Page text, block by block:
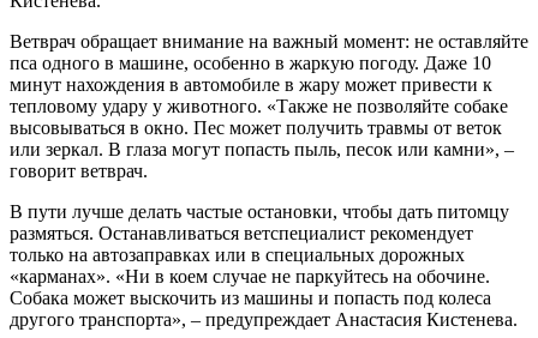
Ветврач обращает внимание на важный момент: не оставляйте
пса одного в машине, особенно в жаркую погоду. Даже 10
минут нахождения в автомобиле в жару может привести к
тепловому удару у животного. «Также не позволяйте собаке
высовываться в окно. Пес может получить травмы от веток
или зеркал. В глаза могут попасть пыль, песок или камни», –
говорит ветврач.
В пути лучше делать частые остановки, чтобы дать питомцу
размяться. Останавливаться ветспециалист рекомендует
только на автозаправках или в специальных дорожных
«карманах». «Ни в коем случае не паркуйтесь на обочине.
Собака может выскочить из машины и попасть под колеса
другого транспорта», – предупреждает Анастасия Кистенева.